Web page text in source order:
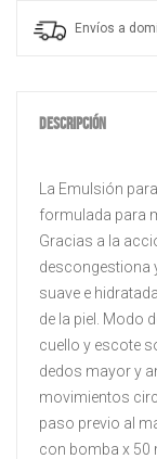
Envíos a
DESCRIPCIÓN
La Emulsión
formulada para
Gracias a la
descongestiona
suave e
de la piel. Modo
cuello y escote
dedos mayor y
movimientos
paso previo al
con bomba x 50